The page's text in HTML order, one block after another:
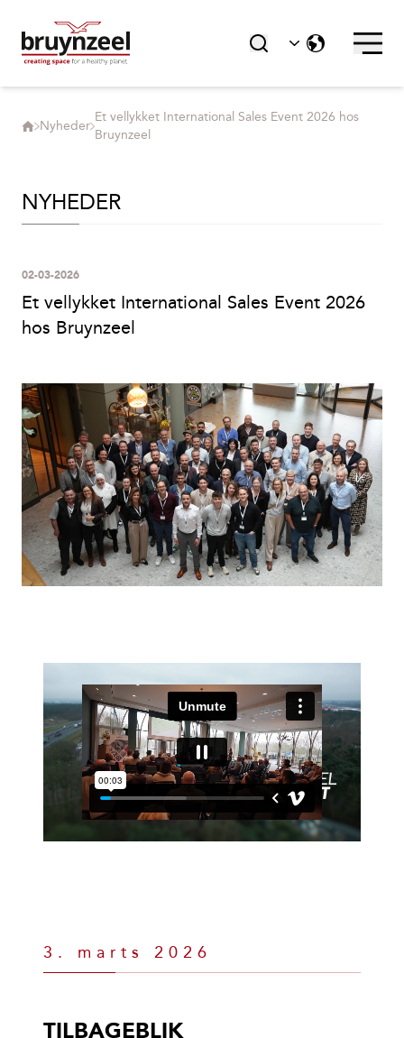
Nyheder
Et vellykket International Sales Event 2026 hos
Bruynzeel
NYHEDER
Et vellykket International Sales Event 2026
hos Bruynzeel
02-03-2026
3. marts 2026
TILBAGEBLIK